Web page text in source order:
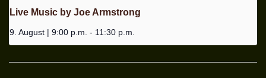
Live Music by Joe Armstrong
9. August | 9:00 p.m. - 11:30 p.m.